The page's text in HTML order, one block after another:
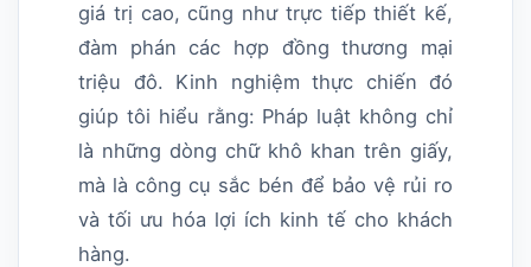
giá trị cao, cũng như trực tiếp thiết kế,
đàm phán các hợp đồng thương mại
triệu đô. Kinh nghiệm thực chiến đó
giúp tôi hiểu rằng: Pháp luật không chỉ
là những dòng chữ khô khan trên giấy,
mà là công cụ sắc bén để bảo vệ rủi ro
và tối ưu hóa lợi ích kinh tế cho khách
hàng.